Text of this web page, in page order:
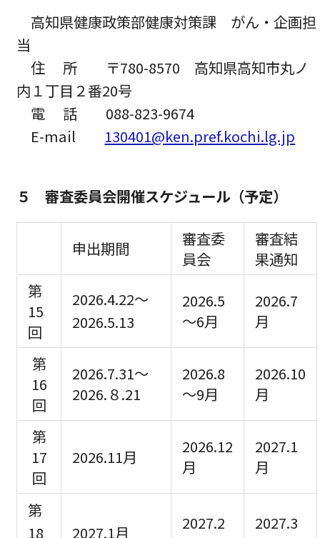
高知県健康政策部健康対策課 がん・企画担
当
住 所 〒780-8570 高知県高知市丸ノ
内１丁目２番20号
電 話 088-823-9674
E-mail 130401@ken.pref.kochi.lg.jp
５ 審査委員会開催スケジュール（予定）
申出期間
審査委
員会
審査結
果通知
第
15
回
2026.4.22～
2026.5.13
2026.5
～6月
2026.7
月
第
16
回
2026.7.31～
2026.８.21
2026.8
～9月
2026.10
月
第
17
回
2026.11月
2026.12
月
2027.1
月
第
18
2027.1月
2027.2
2027.3